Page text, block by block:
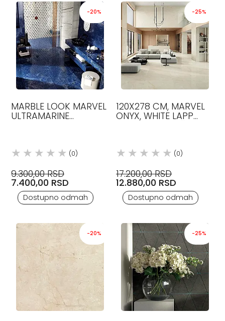
-20%
MARBLE LOOK MARVEL
ULTRAMARINE
(0)
9.300,00 RSD
7.400,00 RSD
Dostupno odmah
-25%
120X278 CM, MARVEL
ONYX, WHITE LAPP
(0)
17.200,00 RSD
12.880,00 RSD
Dostupno odmah
-20% -25%